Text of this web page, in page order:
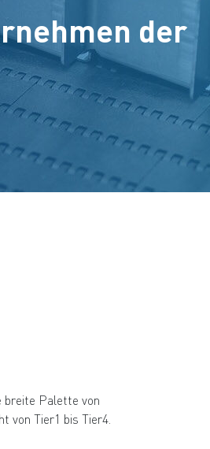
der
breite Palette von
von Tier1 bis Tier4.